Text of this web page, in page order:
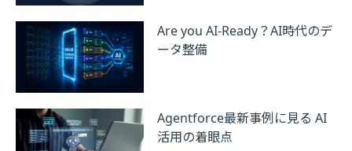
Are you AI-Ready？AI時代のデ
ータ整備
Agentforce最新事例に見る AI
活用の着眼点